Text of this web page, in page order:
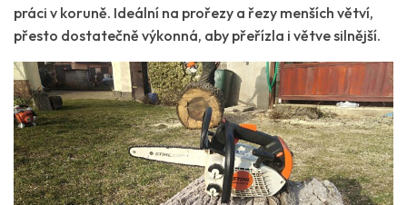
práci v koruně. Ideální na prořezy a řezy menších větví,
přesto dostatečně výkonná, aby přeřízla i větve silnější.